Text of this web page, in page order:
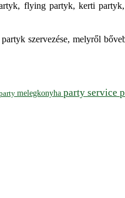
flying partyk, kerti
szervezése, melyről
melegkonyha party service